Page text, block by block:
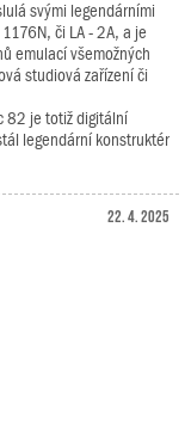
svými legendárními
či LA - 2A, a je
emulací všemožných
studiová zařízení či
82 je totiž digitální
legendární konstruktér
22. 4. 2025